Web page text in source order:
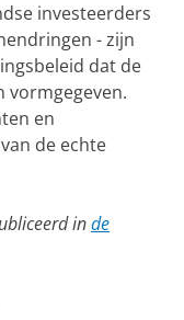
investeerders
- zijn
dat de
vormgegeven.
en
de echte
inde